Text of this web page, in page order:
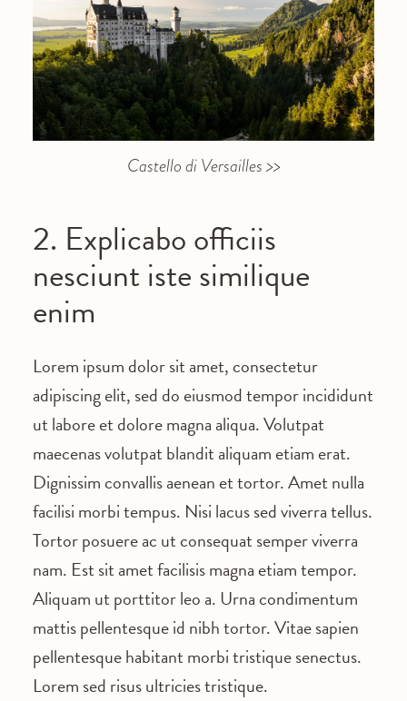
Castello di Versailles >>
2. Explicabo officiis
nesciunt iste similique
enim
Lorem ipsum dolor sit amet, consectetur
adipiscing elit, sed do eiusmod tempor incididunt
ut labore et dolore magna aliqua. Volutpat
maecenas volutpat blandit aliquam etiam erat.
Dignissim convallis aenean et tortor. Amet nulla
facilisi morbi tempus. Nisi lacus sed viverra tellus.
Tortor posuere ac ut consequat semper viverra
nam. Est sit amet facilisis magna etiam tempor.
Aliquam ut porttitor leo a. Urna condimentum
mattis pellentesque id nibh tortor. Vitae sapien
pellentesque habitant morbi tristique senectus.
Lorem sed risus ultricies tristique.